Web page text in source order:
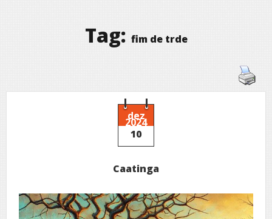
Tag: fim de trde
dez
2024
10
Caatinga